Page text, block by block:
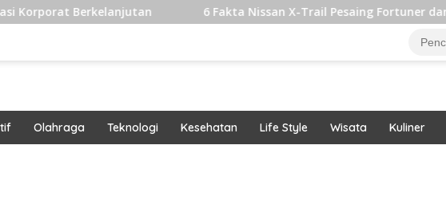
6 Fakta Nissan X-Trail Pesaing Fortuner dan Pajero Sport
Olahraga Teknologi Kesehatan Life Style Wisata Kuliner